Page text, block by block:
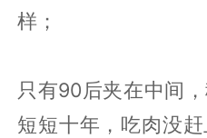
样；
只有90后夹在中间
短短十年，吃肉没